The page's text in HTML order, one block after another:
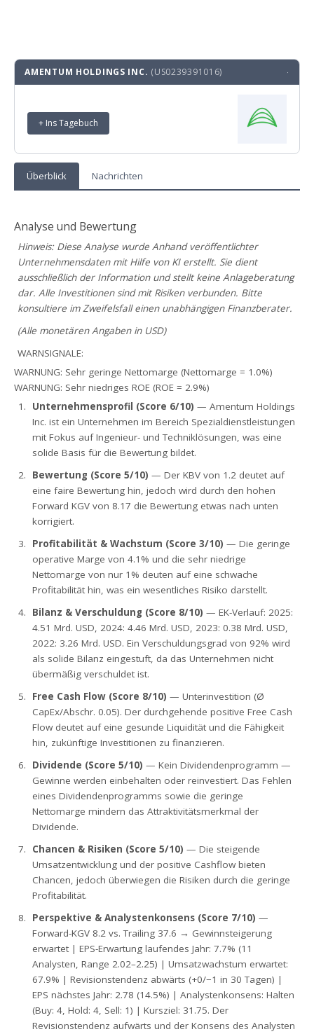
AMENTUM HOLDINGS INC. (US0239391016) ·
+ Ins Tagebuch
Überblick Nachrichten
Analyse und Bewertung
Hinweis: Diese Analyse wurde Anhand veröffentlichter
Unternehmensdaten mit Hilfe von KI erstellt. Sie dient
ausschließlich der Information und stellt keine Anlageberatung
dar. Alle Investitionen sind mit Risiken verbunden. Bitte
konsultiere im Zweifelsfall einen unabhängigen Finanzberater.
(Alle monetären Angaben in USD)
WARNSIGNALE:
WARNUNG: Sehr geringe Nettomarge (Nettomarge = 1.0%)
WARNUNG: Sehr niedriges ROE (ROE = 2.9%)
Unternehmensprofil (Score 6/10) — Amentum Holdings
Inc. ist ein Unternehmen im Bereich Spezialdienstleistungen
mit Fokus auf Ingenieur- und Techniklösungen, was eine
solide Basis für die Bewertung bildet.
Bewertung (Score 5/10) — Der KBV von 1.2 deutet auf
eine faire Bewertung hin, jedoch wird durch den hohen
Forward KGV von 8.17 die Bewertung etwas nach unten
korrigiert.
Profitabilität & Wachstum (Score 3/10) — Die geringe
operative Marge von 4.1% und die sehr niedrige
Nettomarge von nur 1% deuten auf eine schwache
Profitabilität hin, was ein wesentliches Risiko darstellt.
Bilanz & Verschuldung (Score 8/10) — EK-Verlauf: 2025:
4.51 Mrd. USD, 2024: 4.46 Mrd. USD, 2023: 0.38 Mrd. USD,
2022: 3.26 Mrd. USD. Ein Verschuldungsgrad von 92% wird
als solide Bilanz eingestuft, da das Unternehmen nicht
übermäßig verschuldet ist.
Free Cash Flow (Score 8/10) — Unterinvestition (Ø
CapEx/Abschr. 0.05). Der durchgehende positive Free Cash
Flow deutet auf eine gesunde Liquidität und die Fähigkeit
hin, zukünftige Investitionen zu finanzieren.
Dividende (Score 5/10) — Kein Dividendenprogramm —
Gewinne werden einbehalten oder reinvestiert. Das Fehlen
eines Dividendenprogramms sowie die geringe
Nettomarge mindern das Attraktivitätsmerkmal der
Dividende.
Chancen & Risiken (Score 5/10) — Die steigende
Umsatzentwicklung und der positive Cashflow bieten
Chancen, jedoch überwiegen die Risiken durch die geringe
Profitabilität.
Perspektive & Analystenkonsens (Score 7/10) —
Forward-KGV 8.2 vs. Trailing 37.6 → Gewinnsteigerung
erwartet | EPS-Erwartung laufendes Jahr: 7.7% (11
Analysten, Range 2.02–2.25) | Umsatzwachstum erwartet:
67.9% | Revisionstendenz abwärts (+0/−1 in 30 Tagen) |
EPS nächstes Jahr: 2.78 (14.5%) | Analystenkonsens: Halten
(Buy: 4, Hold: 4, Sell: 1) | Kursziel: 31.75. Der
Revisionstendenz aufwärts und der Konsens des Analysten